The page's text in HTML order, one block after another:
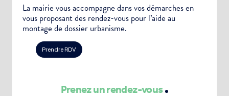
La mairie vous accompagne dans vos démarches en
vous proposant des rendez-vous pour l’aide au
montage de dossier urbanisme.